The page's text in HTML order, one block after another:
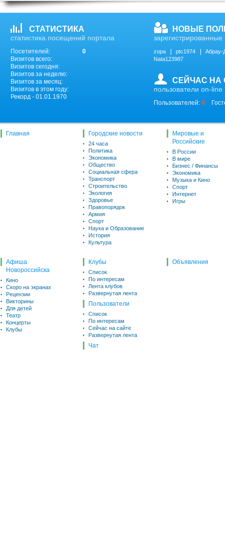
СТАТИСТИКА
статистика посещений портала
Посетителей:
0
Визитов всего:
Визитов сегодня:
Визитов за неделю:
Визитов за месяц:
Визитов в этом году:
Рекорд - 01.01.1970
НОВЫЕ
зарегистрированные
zopa ptc1974
Абрау-
Nata123987
СЕЙЧАС НА
пользователи on-line
Пользователей: 0
Главная Городские новости
24 часа
Политика
Экономика
Общество
Социальная сфера
Транспорт
Строительство
Экология
Здоровье
Правопорядок
Армия
Спорт
Наука и Образование
История
Культура
Мировые и
Российские
В России
В мире
Бизнес / Финансы
Экономика
Музыка и Кино
Спорт
Интернет
Игры
Афиша
Новороссийска
Кино
Скоро на экранах
Рецензии
Викторины
Для детей
Театр
Концерты
Клубы
Клубы
Список
По интересам
Лента клубов
Развернутая лента
Пользователи
Список
По интересам
Сейчас на сайте
Развернутая лента
Чат
Объявления